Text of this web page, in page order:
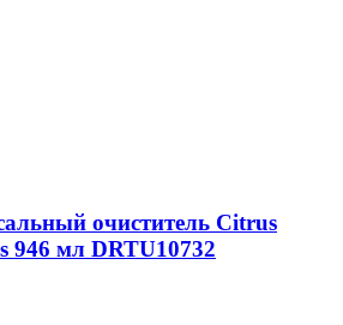
очиститель Citrus
946 мл DRTU10732